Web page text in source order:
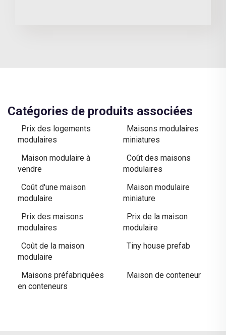
Catégories de produits associées
Prix des logements
modulaires
Maisons modulaires
miniatures
Maison modulaire à
vendre
Coût des maisons
modulaires
Coût d'une maison
modulaire
Maison modulaire
miniature
Prix des maisons
modulaires
Prix de la maison
modulaire
Coût de la maison
modulaire
Tiny house prefab
Maisons préfabriquées
en conteneurs
Maison de conteneur